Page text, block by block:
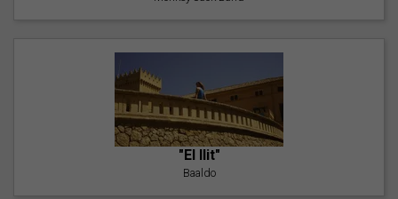
"El llit"
Baaldo